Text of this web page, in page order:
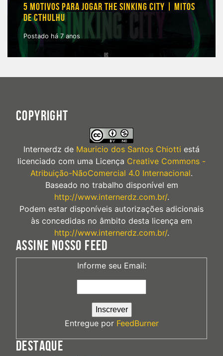
5 MOTIVOS PARA JOGAR THE SINKING CITY | MITOS
DE CTHULHU
Postado há 7 anos
COPYRIGHT
Internerdz de Mauricio dos Santos Chiotti está
licenciado com uma Licença Creative Commons -
Atribuição-NãoComercial 4.0 Internacional.
Baseado no trabalho disponível em
http://www.internerdz.com.br/.
Podem estar disponíveis autorizações adicionais
às concedidas no âmbito desta licença em
http://www.internerdz.com.br/.
ASSINE NOSSO FEED
Informe seu Email:
Entregue por FeedBurner
DESTAQUE